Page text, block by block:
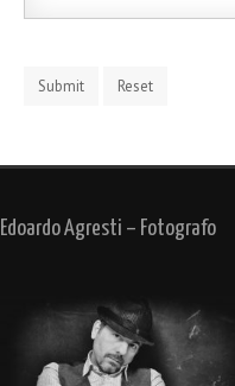
Edoardo Agresti – Fotografo